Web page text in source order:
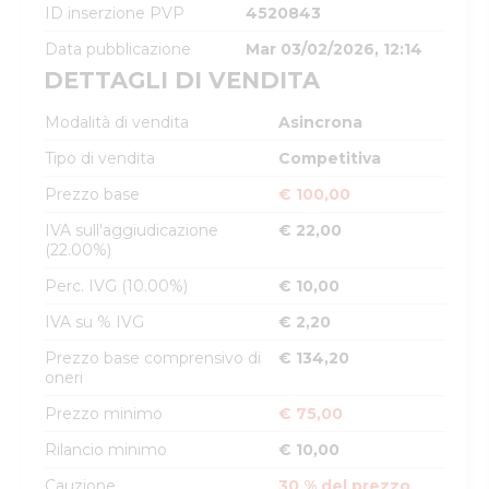
ID inserzione PVP
4520843
Data pubblicazione
Mar 03/02/2026, 12:14
DETTAGLI DI VENDITA
Modalità di vendita
Asincrona
Tipo di vendita
Competitiva
Prezzo base
€ 100,00
IVA sull'aggiudicazione
(22.00%)
€ 22,00
Perc. IVG (10.00%)
€ 10,00
IVA su % IVG
€ 2,20
Prezzo base comprensivo di
oneri
€ 134,20
Prezzo minimo
€ 75,00
Rilancio minimo
€ 10,00